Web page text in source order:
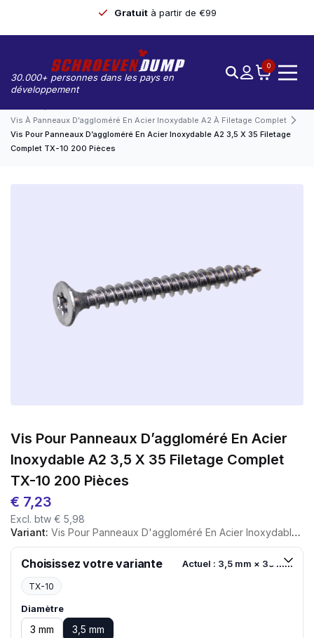
Gratuit à partir de €99
30.000+ personnes dans les pays en
développement
0
Vis À Panneaux D'aggloméré En Acier Inoxydable A2 À Filetage Complet
Vis Pour Panneaux D’aggloméré En Acier Inoxydable A2 3,5 X 35 Filetage
Complet TX-10 200 Pièces
Vis Pour Panneaux D’aggloméré En Acier
Inoxydable A2 3,5 X 35 Filetage Complet
TX-10 200 Pièces
€ 7,23
Excl. btw € 5,98
Variant: Vis Pour Panneaux D'aggloméré En Acier Inoxydable A2 3,5 X 35 Filetage Complet TX-10 200 Pièces
Choisissez votre variante Actuel : 3,5 mm × 35 mm
TX-10
Diamètre
3 mm 3,5 mm